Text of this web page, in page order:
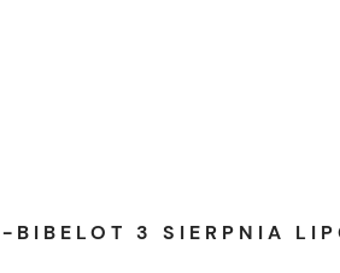
BIBELOT 3 SIERPNIA